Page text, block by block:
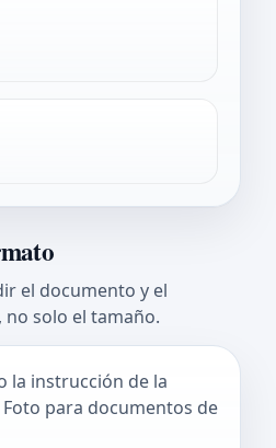
el documento y el
solo el tamaño.
la instrucción de la
para documentos de